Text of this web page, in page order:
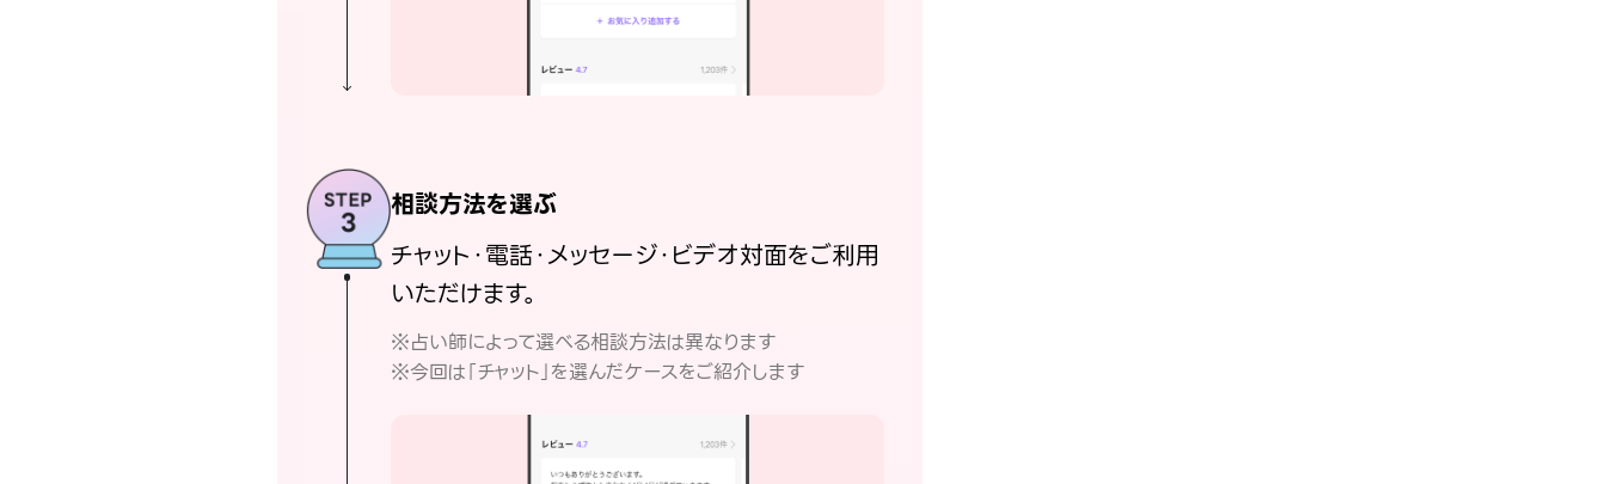
相談方法を選ぶ
チャット・電話・メッセージ・ビデオ対面をご利用
いただけます。
※占い師によって選べる相談方法は異なります
※今回は「チャット」を選んだケースをご紹介します